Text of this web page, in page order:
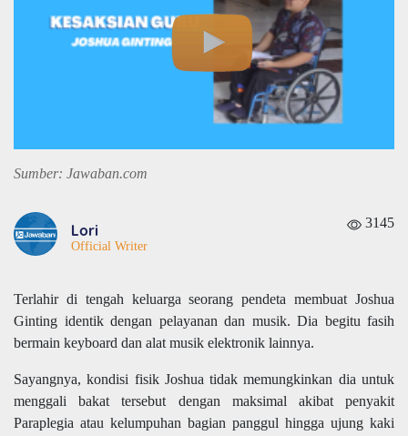
Sumber: Jawaban.com
Lori
Official Writer
3145
Terlahir di tengah keluarga seorang pendeta membuat Joshua
Ginting identik dengan pelayanan dan musik. Dia begitu fasih
bermain keyboard dan alat musik elektronik lainnya.
Sayangnya, kondisi fisik Joshua tidak memungkinkan dia untuk
menggali bakat tersebut dengan maksimal akibat penyakit
Paraplegia atau kelumpuhan bagian panggul hingga ujung kaki